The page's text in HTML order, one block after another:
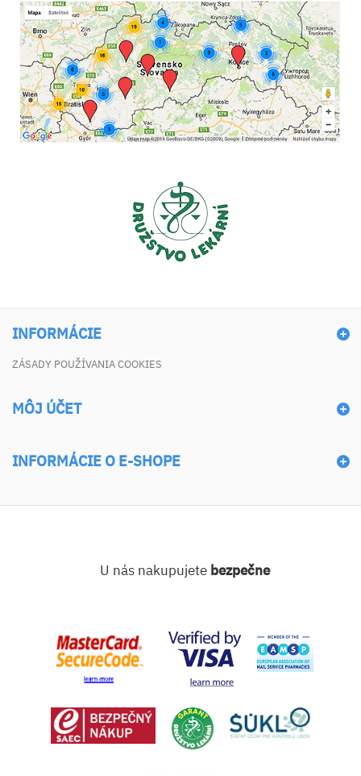
INFORMÁCIE
ZÁSADY POUŽÍVANIA COOKIES
MÔJ ÚČET
INFORMÁCIE O E-SHOPE
U nás nakupujete bezpečne